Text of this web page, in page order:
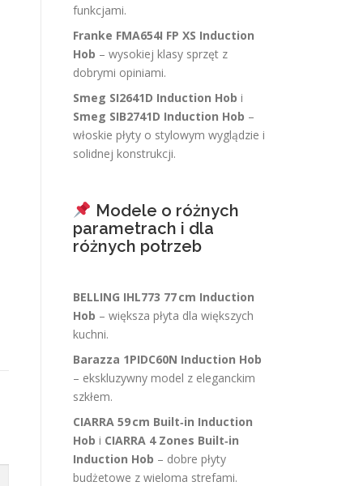
funkcjami.
Franke FMA654I FP XS Induction
Hob – wysokiej klasy sprzęt z
dobrymi opiniami.
Smeg SI2641D Induction Hob i
Smeg SIB2741D Induction Hob –
włoskie płyty o stylowym wyglądzie i
solidnej konstrukcji.
Modele o różnych
parametrach i dla
różnych potrzeb
BELLING IHL773 77 cm Induction
Hob – większa płyta dla większych
kuchni.
Barazza 1PIDC60N Induction Hob
– ekskluzywny model z eleganckim
szkłem.
CIARRA 59 cm Built‑in Induction
Hob i CIARRA 4 Zones Built‑in
Induction Hob – dobre płyty
budżetowe z wieloma strefami.